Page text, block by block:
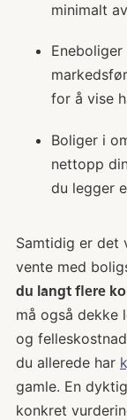
minimalt
for å vise
Boliger i
nettopp
du legger
Samtidig er det
vente med
du langt flere
må også dekke
og
du allerede har
gamle. En
konkret